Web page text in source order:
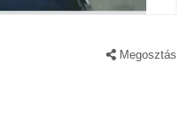
Megosztás